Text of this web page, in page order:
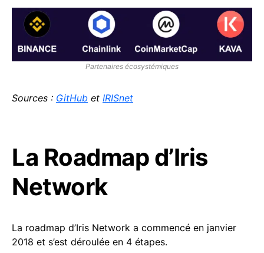
Partenaires écosystémiques
Sources : GitHub et IRISnet
La Roadmap d’Iris
Network
La roadmap d’Iris Network a commencé en janvier
2018 et s’est déroulée en 4 étapes.